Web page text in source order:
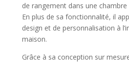
de rangement dans une
En plus de sa fonctionnalité, il
design et de personnalisation à
maison.
Grâce à sa conception sur